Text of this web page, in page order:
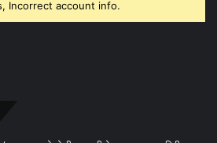
Incorrect account info.